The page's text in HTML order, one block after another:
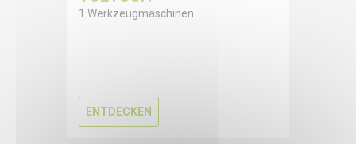
1 Werkzeugmaschinen
ENTDECKEN